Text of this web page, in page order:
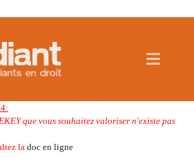
que vous souhaitez valoriser n'existe pas
la doc en ligne